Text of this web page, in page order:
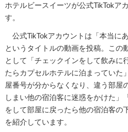
ホテルビースイーツが公式TikTokア
す。
公式TikTokアカウントは「本当に
というタイトルの動画を投稿。この
として「チェックインをして飲みに
たらカプセルホテルに泊まっていた
屋番号が分からなくなり、違う部屋
しまい他の宿泊客に迷惑をかけた」
をして部屋に戻ったら他の宿泊客の
を紹介しています。